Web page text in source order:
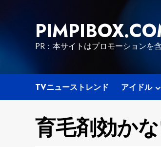
PR：本サイトはプロモーションを
TVニューストレンド アイドル
育毛剤効か